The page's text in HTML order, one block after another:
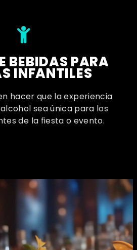
BEBIDAS PARA
INFANTILES
hacer que la experiencia
sea única para los
de la fiesta o evento.